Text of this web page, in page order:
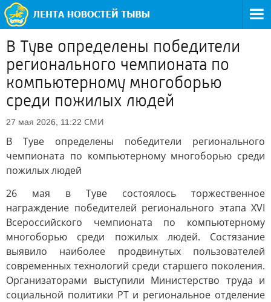
В Туве определены победители
регионального чемпионата по
компьютерному многоборью
среди пожилых людей
27 мая 2026, 11:22 СМИ
В Туве определены победители регионального
чемпионата по компьютерному многоборью среди
пожилых людей
26 мая в Туве состоялось торжественное
награждение победителей регионального этапа XVI
Всероссийского чемпионата по компьютерному
многоборью среди пожилых людей. Состязание
выявило наиболее продвинутых пользователей
современных технологий среди старшего поколения.
Организаторами выступили Министерство труда и
социальной политики РТ и региональное отделение